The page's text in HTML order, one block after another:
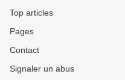
Top articles
Pages
Contact
Signaler un abus